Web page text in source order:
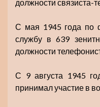
должности связиста-
С мая 1945 года по
службу в 639
должности
С 9 августа 1945
принимал участие в